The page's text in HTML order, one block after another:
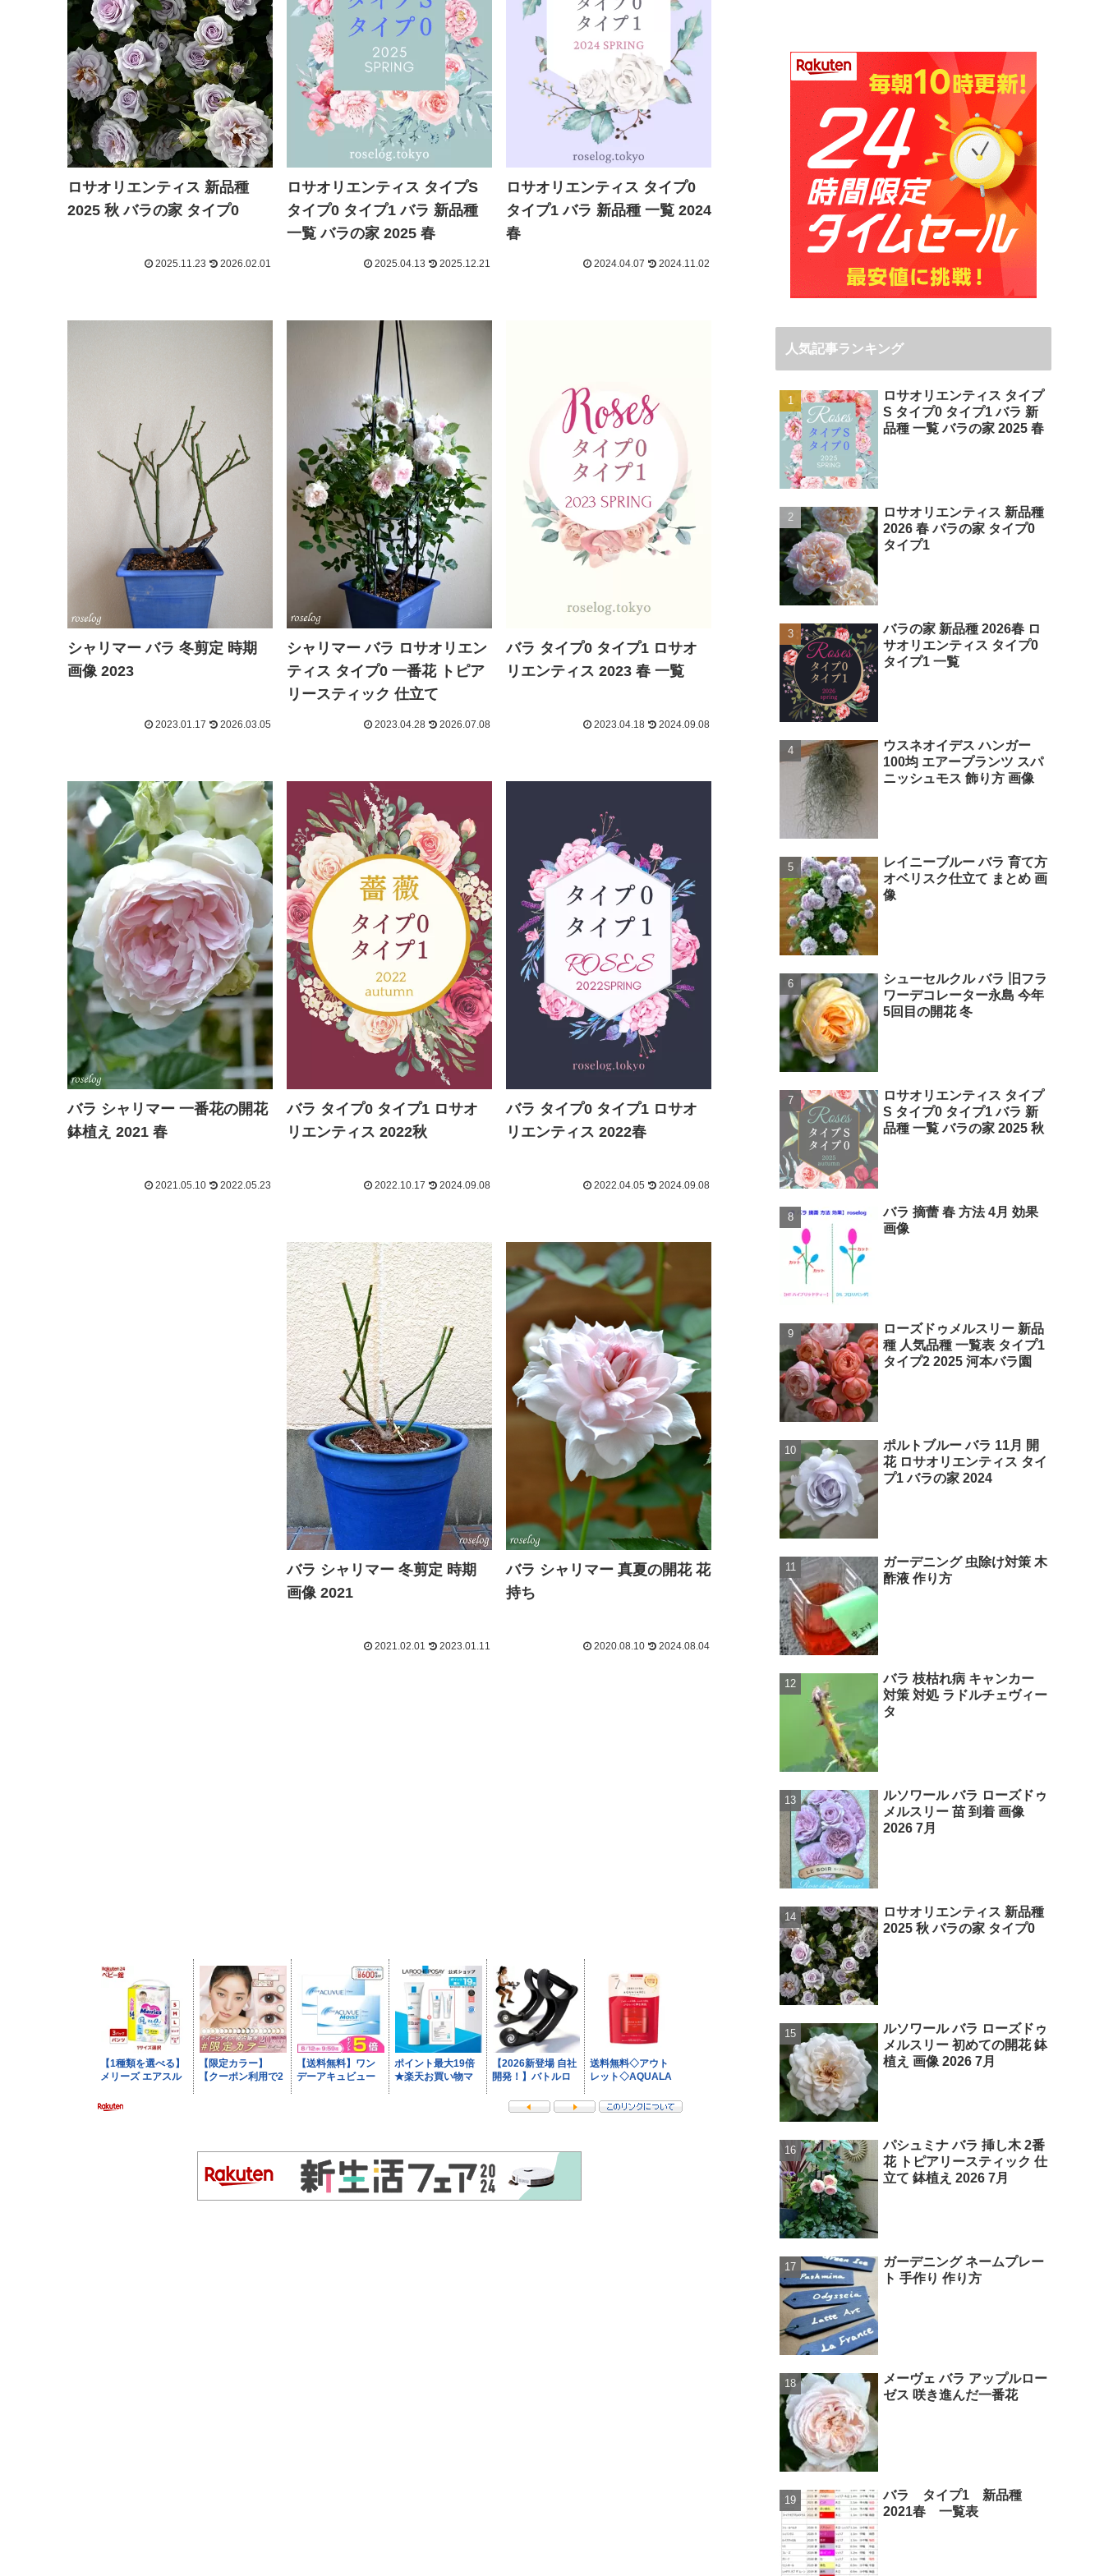
ロサオリエンティス 新品種
2025 秋 バラの家 タイプ0
2025.11.23 2026.02.01
ロサオリエンティス タイプS
タイプ0 タイプ1 バラ 新品種
一覧 バラの家 2025 春
2025.04.13 2025.12.21
ロサオリエンティス タイプ0
タイプ1 バラ 新品種 一覧 2024
春
2024.04.07 2024.11.02
シャリマー バラ ロサオリエン
ティス タイプ0 一番花 トピア
リースティック 仕立て
2023.04.28 2026.07.08
バラ タイプ0 タイプ1 ロサオ
リエンティス 2023 春 一覧
2023.04.18 2024.09.08
シャリマー バラ 冬剪定 時期
画像 2023
2023.01.17 2026.03.05
バラ タイプ0 タイプ1 ロサオ
リエンティス 2022秋
2022.10.17 2024.09.08
バラ タイプ0 タイプ1 ロサオ
リエンティス 2022春
2022.04.05 2024.09.08
バラ シャリマー 一番花の開花
鉢植え 2021 春
2021.05.10 2022.05.23
バラ シャリマー 冬剪定 時期
画像 2021
2021.02.01 2023.01.11
バラ シャリマー 真夏の開花 花
持ち
2020.08.10 2024.08.04
人気記事ランキング
ロサオリエンティス タイプ
S タイプ0 タイプ1 バラ 新
品種 一覧 バラの家 2025 春
ロサオリエンティス 新品種
2026 春 バラの家 タイプ0
タイプ1
バラの家 新品種 2026春 ロ
サオリエンティス タイプ0
タイプ1 一覧
ウスネオイデス ハンガー
100均 エアープランツ スパ
ニッシュモス 飾り方 画像
レイニーブルー バラ 育て方
オベリスク仕立て まとめ 画
像
シューセルクル バラ 旧フラ
ワーデコレーター永島 今年
5回目の開花 冬
ロサオリエンティス タイプ
S タイプ0 タイプ1 バラ 新
品種 一覧 バラの家 2025 秋
バラ 摘蕾 春 方法 4月 効果
画像
ローズドゥメルスリー 新品
種 人気品種 一覧表 タイプ1
タイプ2 2025 河本バラ園
ポルトブルー バラ 11月 開
花 ロサオリエンティス タイ
プ1 バラの家 2024
ガーデニング 虫除け対策 木
酢液 作り方
バラ 枝枯れ病 キャンカー
対策 対処 ラドルチェヴィー
タ
ルソワール バラ ローズドゥ
メルスリー 苗 到着 画像
2026 7月
ロサオリエンティス 新品種
2025 秋 バラの家 タイプ0
ルソワール バラ ローズドゥ
メルスリー 初めての開花 鉢
植え 画像 2026 7月
パシュミナ バラ 挿し木 2番
花 トピアリースティック 仕
立て 鉢植え 2026 7月
ガーデニング ネームプレー
ト 手作り 作り方
メーヴェ バラ アップルロー
ゼス 咲き進んだ一番花
バラ タイプ1 新品種
2021春 一覧表